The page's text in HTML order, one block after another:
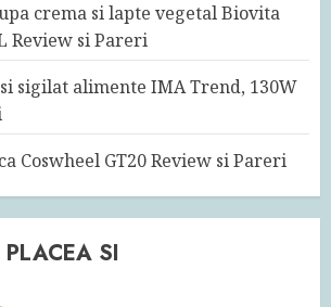
crema si lapte vegetal Biovita
Review si Pareri
sigilat alimente IMA Trend, 130W
Coswheel GT20 Review si Pareri
SI